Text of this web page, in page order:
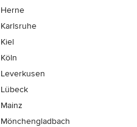
Herne
Karlsruhe
Kiel
Köln
Leverkusen
Lübeck
Mainz
Mönchen­gladbach